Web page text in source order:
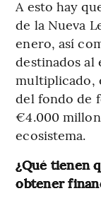
A esto hay
de la Nueva
enero, así
destinados al
multiplicado,
del fondo de
€4.000
ecosistema.
¿Qué tienen
obtener